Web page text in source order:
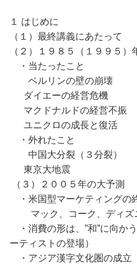
１ はじめに
（１）最終講義にあたって
（２）１９８５（１９９５）
・当たったこと
ベルリンの壁の崩壊
ダイエーの経営危機
マクドナルドの経営不振
ユニクロの成長と復活
・外れたこと
中国大分裂（３分裂）
東京大地震
（３）２００５年の大予測
・米国型マーケティングの
マック、コーク、ディズ
・消費の形は、”和”に向か
ーティストの登場）
・アジア漢字文化圏の成立